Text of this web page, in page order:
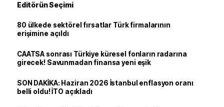
Editörün Seçimi
80 ülkede sektörel fırsatlar Türk firmalarının
erişimine açıldı
CAATSA sonrası Türkiye küresel fonların radarına
girecek! Savunmadan finansa yeni eşik
SON DAKİKA: Haziran 2026 İstanbul enflasyon oranı
belli oldu! İTO açıkladı